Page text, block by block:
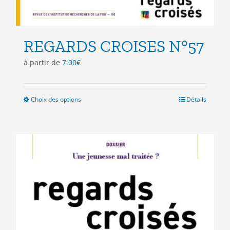
REGARDS CROISES N°57
à partir de 7.00€
Choix des optionsCe
variations.
Les
être
choisies
sur
Détails